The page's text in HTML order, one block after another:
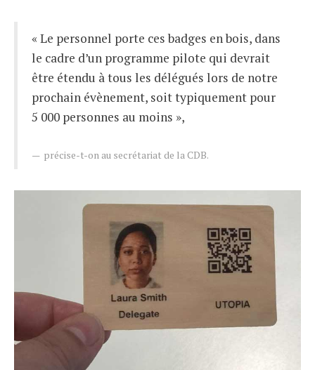
« Le personnel porte ces badges en bois, dans
le cadre d’un programme pilote qui devrait
être étendu à tous les délégués lors de notre
prochain évènement, soit typiquement pour
5 000 personnes au moins »,
précise-t-on au secrétariat de la CDB.